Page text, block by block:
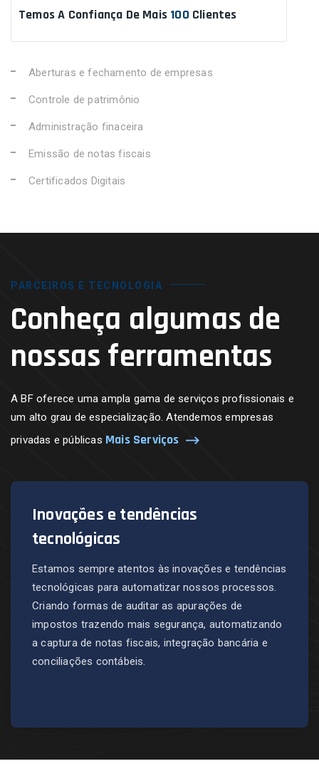
Temos A Confiança De Mais 100 Clientes
Aberturas e fechamento de empresas
Controle de patrimônio
Administração finaceira
Emissão de notas fiscais
Certificados Digitais
PARCEIROS E TECNOLOGIA
Conheça algumas de
nossas ferramentas
A BF oferece uma ampla gama de serviços profissionais e
um alto grau de especialização. Atendemos empresas
privadas e públicas Mais Serviços
Inovações e tendências
tecnológicas
Estamos sempre atentos às inovações e tendências
tecnológicas para automatizar nossos processos.
Criando formas de auditar as apurações de
impostos trazendo mais segurança, automatizando
a captura de notas fiscais, integração bancária e
conciliações contábeis.